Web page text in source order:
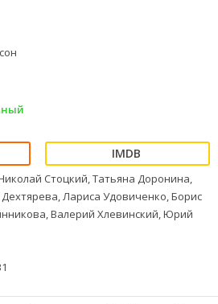
Стоцкий, Татьяна Доронина,
Лариса Удовиченко, Борис
Валерий Хлевинский, Юрий